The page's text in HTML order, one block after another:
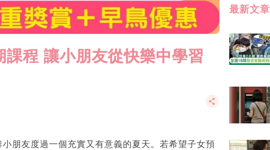
程 讓小朋友從快樂中學習
朋友度過一個充實又有意義的夏天。若希望子女預
最新文章